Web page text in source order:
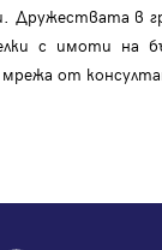
Дружествата в
с имоти на
от